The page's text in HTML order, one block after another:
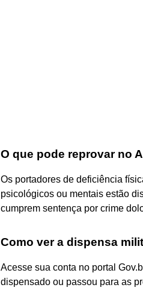
O que pode reprovar no
Os portadores de deficiência
psicológicos ou mentais estão
cumprem sentença por crime
Como ver a dispensa
Acesse sua conta no portal
dispensado ou passou para as